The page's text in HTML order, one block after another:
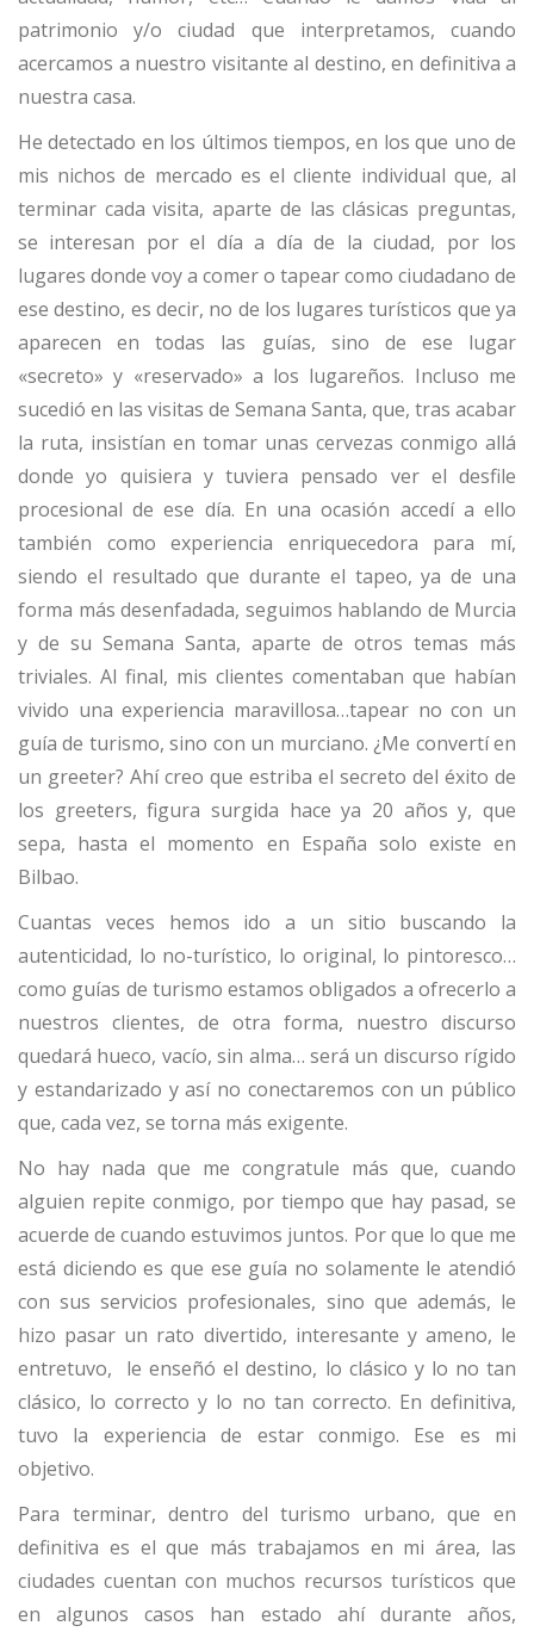
patrimonio y/o ciudad que interpretamos, cuando
acercamos a nuestro visitante al destino, en definitiva a
nuestra casa.
He detectado en los últimos tiempos, en los que uno de
mis nichos de mercado es el cliente individual que, al
terminar cada visita, aparte de las clásicas preguntas,
se interesan por el día a día de la ciudad, por los
lugares donde voy a comer o tapear como ciudadano de
ese destino, es decir, no de los lugares turísticos que ya
aparecen en todas las guías, sino de ese lugar
«secreto» y «reservado» a los lugareños. Incluso me
sucedió en las visitas de Semana Santa, que, tras acabar
la ruta, insistían en tomar unas cervezas conmigo allá
donde yo quisiera y tuviera pensado ver el desfile
procesional de ese día. En una ocasión accedí a ello
también como experiencia enriquecedora para mí,
siendo el resultado que durante el tapeo, ya de una
forma más desenfadada, seguimos hablando de Murcia
y de su Semana Santa, aparte de otros temas más
triviales. Al final, mis clientes comentaban que habían
vivido una experiencia maravillosa…tapear no con un
guía de turismo, sino con un murciano. ¿Me convertí en
un greeter? Ahí creo que estriba el secreto del éxito de
los greeters, figura surgida hace ya 20 años y, que
sepa, hasta el momento en España solo existe en
Bilbao.
Cuantas veces hemos ido a un sitio buscando la
autenticidad, lo no-turístico, lo original, lo pintoresco…
como guías de turismo estamos obligados a ofrecerlo a
nuestros clientes, de otra forma, nuestro discurso
quedará hueco, vacío, sin alma… será un discurso rígido
y estandarizado y así no conectaremos con un público
que, cada vez, se torna más exigente.
No hay nada que me congratule más que, cuando
alguien repite conmigo, por tiempo que hay pasad, se
acuerde de cuando estuvimos juntos. Por que lo que me
está diciendo es que ese guía no solamente le atendió
con sus servicios profesionales, sino que además, le
hizo pasar un rato divertido, interesante y ameno, le
entretuvo, le enseñó el destino, lo clásico y lo no tan
clásico, lo correcto y lo no tan correcto. En definitiva,
tuvo la experiencia de estar conmigo. Ese es mi
objetivo.
Para terminar, dentro del turismo urbano, que en
definitiva es el que más trabajamos en mi área, las
ciudades cuentan con muchos recursos turísticos que
en algunos casos han estado ahí durante años,